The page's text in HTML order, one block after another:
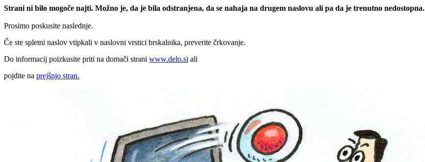
Strani ni bilo mogoče najti. Možno je, da je bila odstranjena, da se nahaja na drugem naslovu ali pa da je trenutno nedostopna.
Prosimo poskusite naslednje.
Če ste spletni naslov vtipkali v naslovni vrstici brskalnika, preverite črkovanje.
Do informacij poizkusite priti na domači strani www.delo.si ali
pojdite na prejšnjo stran.